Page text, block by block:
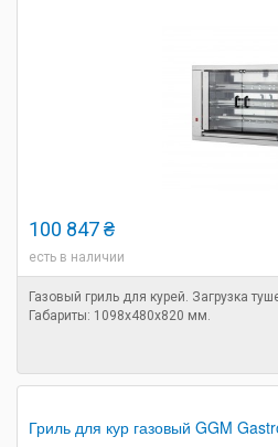
100 847 ₴
есть в наличии
Газовый гриль для курей. Загрузка
Габариты: 1098х480х820 мм.
Гриль для кур газовый GGM